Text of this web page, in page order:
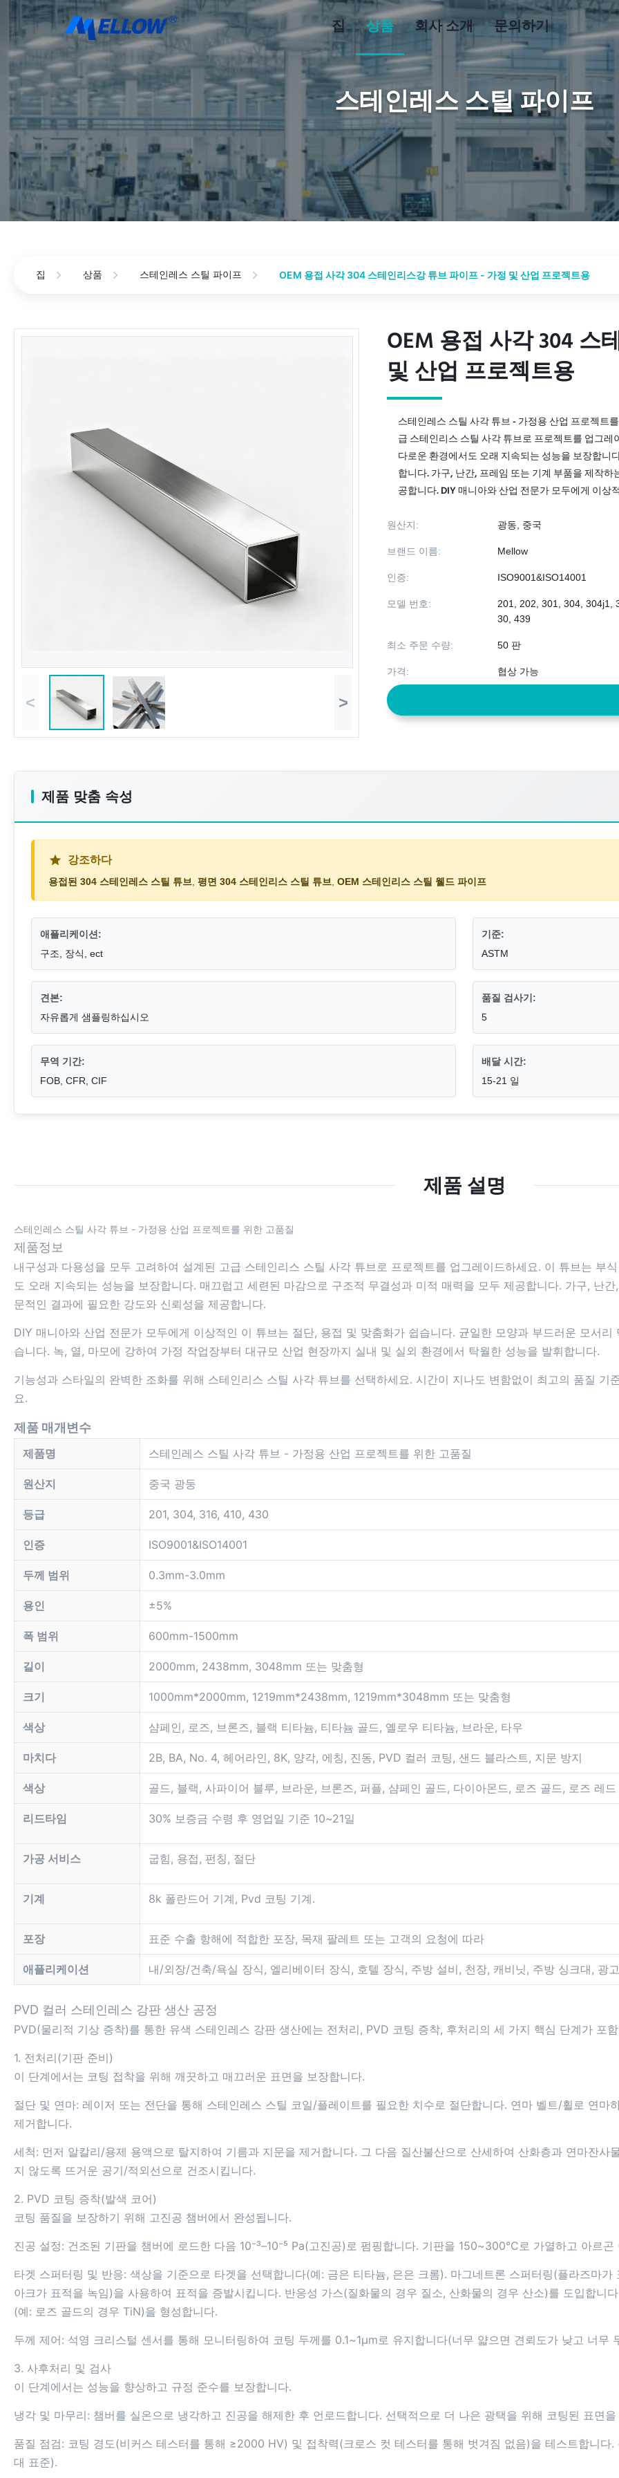
집 상품 회사 소개 문의하기
스테인레스 스틸 파이프
집 상품 스테인레스 스틸 파이프 OEM 용접 사각 304 스테인리스강 튜브 파이프 - 가정 및 산업 프로젝트용
< >
OEM 용접 사각 304 스
및 산업 프로젝트용
OEM 용접 사각 304 스
및 산업 프로젝트용
스테인레스 스틸 사각 튜브 - 가정용 산업 프로젝트
급 스테인리스 스틸 사각 튜브로 프로젝트를 업그
다로운 환경에서도 오래 지속되는 성능을 보장합
합니다. 가구, 난간, 프레임 또는 기계 부품을 제작
공합니다. DIY 매니아와 산업 전문가 모두에게 이상
원산지: 광동, 중국
브랜드 이름: Mellow
인증: ISO9001&ISO14001
모델 번호:
201, 202, 301, 304, 304j1,
30, 439
최소 주문 수량: 50 판
가격: 협상 가능
제품 맞춤 속성
강조하다
용접된 304 스테인레스 스틸 튜브 평면 304 스테인리스 스틸 튜브 OEM 스테인리스 스틸 웰드 파이프
애플리케이션:
구조, 장식, ect
기준:
ASTM
견본:
자유롭게 샘플링하십시오
품질 검사기:
5
무역 기간:
FOB, CFR, CIF
배달 시간:
15-21 일
제품 설명
스테인레스 스틸 사각 튜브 - 가정용 산업 프로젝트를 위한 고품질
제품정보
내구성과 다용성을 모두 고려하여 설계된 고급 스테인리스 스틸 사각 튜브로 프로젝트를 업그레이드하세요. 이 튜브는 부
도 오래 지속되는 성능을 보장합니다. 매끄럽고 세련된 마감으로 구조적 무결성과 미적 매력을 모두 제공합니다. 가구, 난
문적인 결과에 필요한 강도와 신뢰성을 제공합니다.
DIY 매니아와 산업 전문가 모두에게 이상적인 이 튜브는 절단, 용접 및 맞춤화가 쉽습니다. 균일한 모양과 부드러운 모서
습니다. 녹, 열, 마모에 강하여 가정 작업장부터 대규모 산업 현장까지 실내 및 실외 환경에서 탁월한 성능을 발휘합니다.
기능성과 스타일의 완벽한 조화를 위해 스테인리스 스틸 사각 튜브를 선택하세요. 시간이 지나도 변함없이 최고의 품질
요.
제품 매개변수
제품명 스테인레스 스틸 사각 튜브 - 가정용 산업 프로젝트를 위한 고품질
원산지 중국 광둥
등급 201, 304, 316, 410, 430
인증 ISO9001&ISO14001
두께 범위 0.3mm-3.0mm
용인 ±5%
폭 범위 600mm-1500mm
길이 2000mm, 2438mm, 3048mm 또는 맞춤형
크기 1000mm*2000mm, 1219mm*2438mm, 1219mm*3048mm 또는 맞춤형
색상 샴페인, 로즈, 브론즈, 블랙 티타늄, 티타늄 골드, 옐로우 티타늄, 브라운, 타우
마치다 2B, BA, No. 4, 헤어라인, 8K, 양각, 에칭, 진동, PVD 컬러 코팅, 샌드 블라스트, 지문 방지
색상 골드, 블랙, 사파이어 블루, 브라운, 브론즈, 퍼플, 샴페인 골드, 다이아몬드, 로즈 골드, 로즈 레드
리드타임 30% 보증금 수령 후 영업일 기준 10~21일
가공 서비스 굽힘, 용접, 펀칭, 절단
기계 8k 폴란드어 기계, Pvd 코팅 기계.
포장 표준 수출 항해에 적합한 포장, 목재 팔레트 또는 고객의 요청에 따라
애플리케이션 내/외장/건축/욕실 장식, 엘리베이터 장식, 호텔 장식, 주방 설비, 천장, 캐비닛, 주방 싱크대, 광
PVD 컬러 스테인레스 강판 생산 공정
PVD(물리적 기상 증착)를 통한 유색 스테인레스 강판 생산에는 전처리, PVD 코팅 증착, 후처리의 세 가지 핵심 단계가 포
1. 전처리(기판 준비)
이 단계에서는 코팅 접착을 위해 깨끗하고 매끄러운 표면을 보장합니다.
절단 및 연마: 레이저 또는 전단을 통해 스테인레스 스틸 코일/플레이트를 필요한 치수로 절단합니다. 연마 벨트/휠로 연
제거합니다.
세척: 먼저 알칼리/용제 용액으로 탈지하여 기름과 지문을 제거합니다. 그 다음 질산불산으로 산세하여 산화층과 연마잔
지 않도록 뜨거운 공기/적외선으로 건조시킵니다.
2. PVD 코팅 증착(발색 코어)
코팅 품질을 보장하기 위해 고진공 챔버에서 완성됩니다.
진공 설정: 건조된 기판을 챔버에 로드한 다음 10⁻³–10⁻⁵ Pa(고진공)로 펌핑합니다. 기판을 150~300°C로 가열하고 아르
타겟 스퍼터링 및 반응: 색상을 기준으로 타겟을 선택합니다(예: 금은 티타늄, 은은 크롬). 마그네트론 스퍼터링(플라즈마
아크가 표적을 녹임)을 사용하여 표적을 증발시킵니다. 반응성 가스(질화물의 경우 질소, 산화물의 경우 산소)를 도입합니
(예: 로즈 골드의 경우 TiN)을 형성합니다.
두께 제어: 석영 크리스털 센서를 통해 모니터링하여 코팅 두께를 0.1~1μm로 유지합니다(너무 얇으면 견뢰도가 낮고 너무
3. 사후처리 및 검사
이 단계에서는 성능을 향상하고 규정 준수를 보장합니다.
냉각 및 마무리: 챔버를 실온으로 냉각하고 진공을 해제한 후 언로드합니다. 선택적으로 더 나은 광택을 위해 코팅된 표면
품질 점검: 코팅 경도(비커스 테스터를 통해 ≥2000 HV) 및 접착력(크로스 컷 테스터를 통해 벗겨짐 없음)을 테스트합니
대 표준).